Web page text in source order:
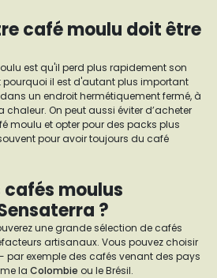
café moulu doit être
est qu'il perd plus rapidement son
pourquoi il est d'autant plus important
un endroit hermétiquement fermé, à
chaleur. On peut aussi éviter d’acheter
moulu et opter pour des packs plus
pour avoir toujours du café
cafés moulus
?
une grande sélection de cafés
artisanaux. Vous pouvez choisir
par exemple des cafés venant des pays
la Colombie ou le Brésil.